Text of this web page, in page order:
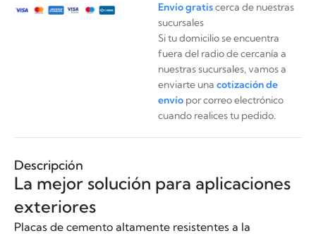
Envío gratiscerca de nuestras
sucursales
Si tu domicilio se encuentra
fuera del radio de cercanía a
nuestras sucursales, vamos a
enviarte una cotización de
envíopor correo electrónico
cuando realices tu pedido.
Descripción
La mejor solución para aplicaciones
exteriores
Placas de cemento altamente resistentes a la